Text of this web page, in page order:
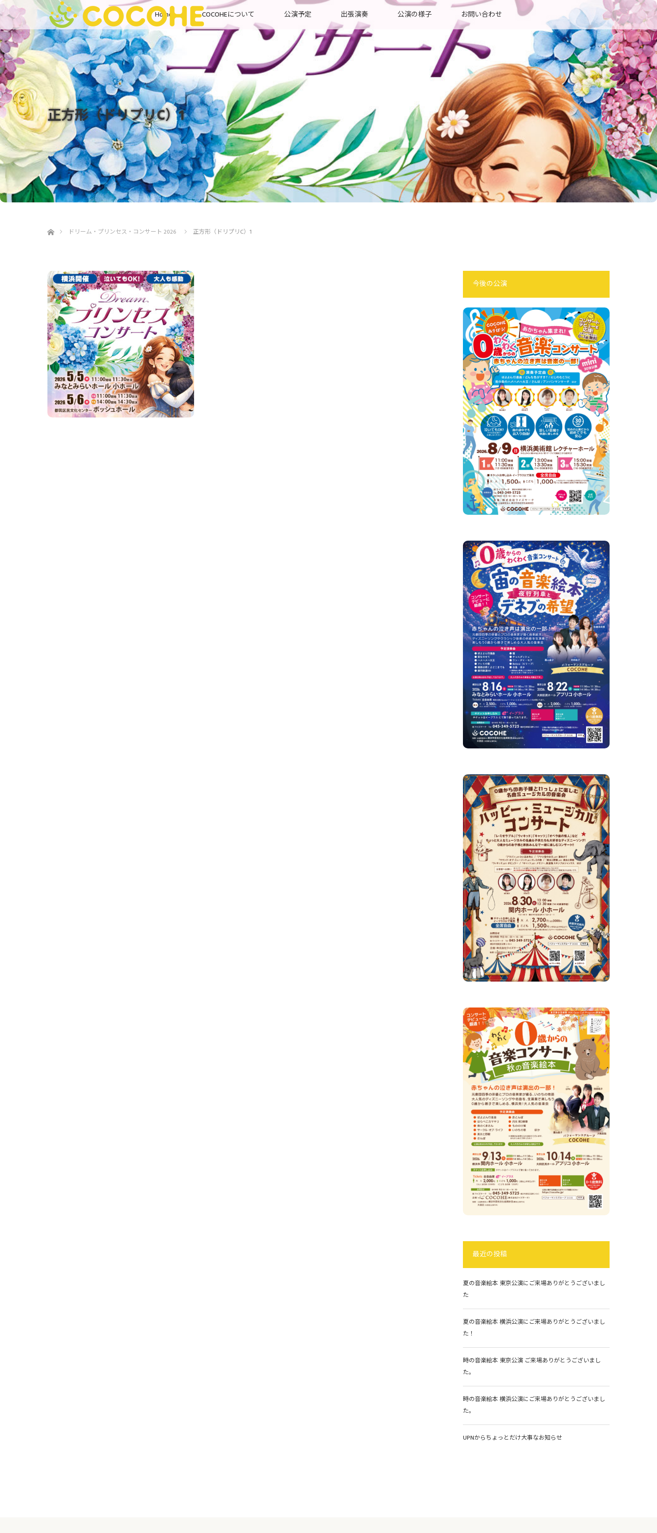
Home COCOHEについて 公演予定 出張演奏 公演の様子 お問い合わせ
正方形（ドリプリC）1
ドリーム・プリンセス・コンサート 2026
正方形（ドリプリC）1
今後の公演
最近の投稿
夏の音楽絵本 東京公演にご来場ありがとうございまし
た
夏の音楽絵本 横浜公演にご来場ありがとうございまし
た！
時の音楽絵本 東京公演 ご来場ありがとうございまし
た。
時の音楽絵本 横浜公演にご来場ありがとうございまし
た。
UPNからちょっとだけ大事なお知らせ